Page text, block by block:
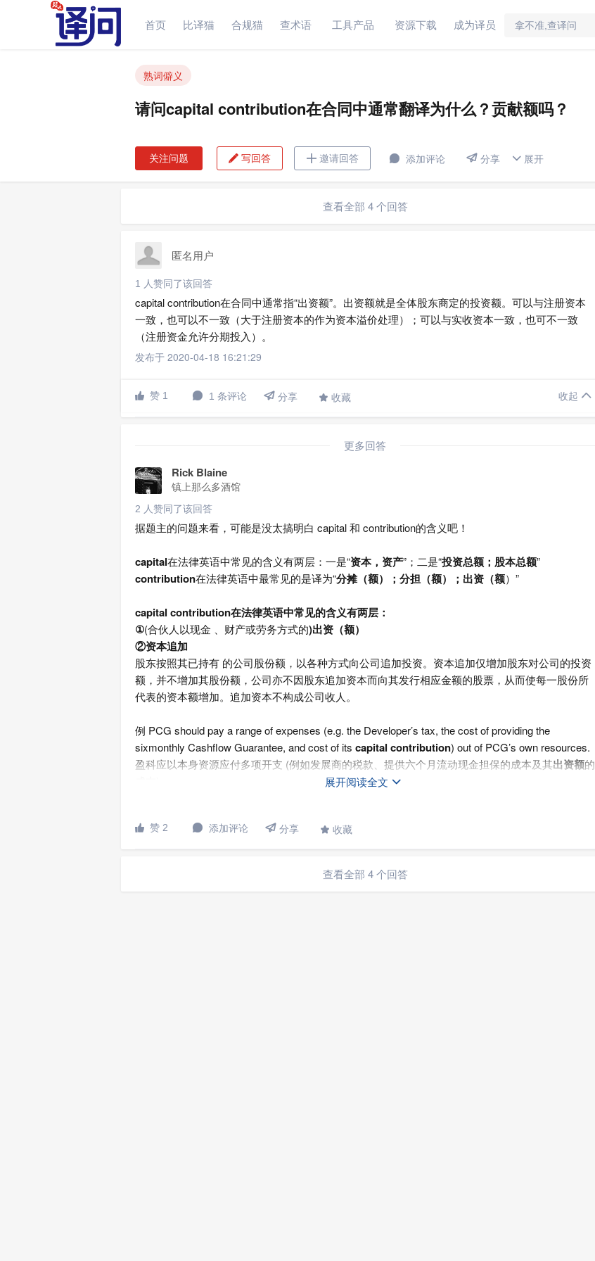
首页 比译猫 合规猫 查术语 工具产品 资源下载 成为译员
请问capital contribution在合同中通常翻译为什么？贡献额吗？
熟词僻义
请问capital contribution在合同中通常翻译为什么？贡献额吗？
关注问题  写回答  邀请回答  添加评论  分享  展开
查看全部 4 个回答
匿名用户
1 人赞同了该回答
capital contribution在合同中通常指“出资额”。出资额就是全体股东商定的投资额。可以与注册资本
一致，也可以不一致（大于注册资本的作为资本溢价处理）；可以与实收资本一致，也可不一致
（注册资金允许分期投入）。
发布于 2020-04-18 16:21:29
 赞 1  1 条评论  分享  收藏 收起 
更多回答
Rick Blaine
镇上那么多酒馆
2 人赞同了该回答
据题主的问题来看，可能是没太搞明白 capital 和 contribution的含义吧！
capital在法律英语中常见的含义有两层：一是“资本，资产”；二是“投资总额；股本总额”
contribution在法律英语中最常见的是译为“分摊（额）；分担（额）；出资（额）”
capital contribution在法律英语中常见的含义有两层：
①(合伙人以现金 、财产或劳务方式的)出资（额）
②资本追加
股东按照其已持有 的公司股份额，以各种方式向公司追加投资。资本追加仅增加股东对公司的投资
额，并不增加其股份额，公司亦不因股东追加资本而向其发行相应金额的股票，从而使每一股份所
代表的资本额增加。追加资本不构成公司收人。
例 PCG should pay a range of expenses (e.g. the Developer’s tax, the cost of providing the
sixmonthly Cashflow Guarantee, and cost of its capital contribution) out of PCG’s own resources.
盈科应以本身资源应付多项开支 (例如发展商的税款、提供六个月流动现金担保的成本及其出资额的
amounted to approximately US$394,000, has not yet been verified as at 31 March 2010.
于二零一零年三月三十一日，江门市新会区扬名针织厂有限公司之经核实缴足资本约1,709,000美
元，惟于二零一零年三月三十一日尚未核实。
展开阅读全文 
 赞 2  添加评论  分享  收藏
查看全部 4 个回答